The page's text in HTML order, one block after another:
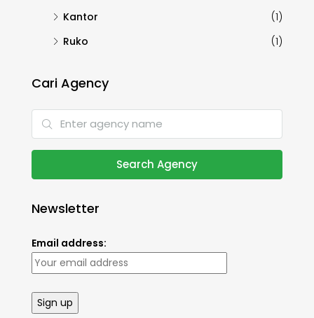
Kantor
(1)
Ruko
(1)
Cari Agency
Search Agency
Newsletter
Email address: